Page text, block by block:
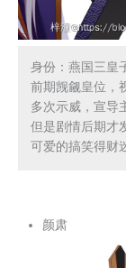
身份：燕国三皇
前期觊觎皇位，
多次示威，宣导
但是剧情后期才
可爱的搞笑得财
颜肃